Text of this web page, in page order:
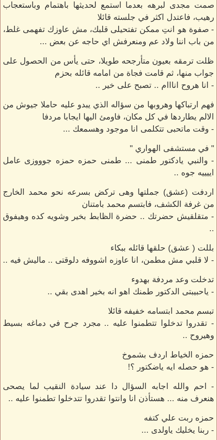
صمت مجدى لبرهه بعدما استمع لحديثها باهتمام وباستعجاب
رهيب، فاعتدل اكثر في جلسته قائلا
- صفوة هو انتِ ممكن تفتحيلى قلبك، مش عاوزك تفهمى غلط،
من باب اننا ولاد عم ومنعرفش اي حاجه عن بعض ...
ظلت ترمقه بعيون متأرجحه طويلا، حتى يأس من الحصول على
جواب منها، ثم قامت فجاة من امامه قائله بحزم
- انا هروح انااام .. تصبح على خير ..
فهم ارتباكها وهروبها من سؤاله الذي يبدو عليه حاملا جيوش من
الالم يطاردها في كل مكان، فاومئ اليها ايجابا مردفا
- وقت ماتحبى تتكلمى انا موجود وهسمعك ...
" في مستشفى الهواري "
- والنبي يادكتور طمنى ... طمنى حمزه حمزه جوووزى عامل
اييييه جوه ..
اردفت (عشق) جملتها وهى تركض بسرعه نحو محمد الخارج
من غرفة الكشف، فابتسم محمد بامتنان
- متقلقيش حضرتك .. حضرة الظابط بخير وشويه كده وهيفوق
..
بللت ( عشق) حلقها قائله ببكاء
- لا قلبي مش مطمن، انا عاوزه اشووفه دلوقتى .. ماليش فيه ..
تدخلت وعد مردفة بهدوء
- ياحبيبتى الدكتور طمنك اهو انه بخير اهدى بقي ..
تبسم محمد ابتسامه خفيفه قائلا
- تقدروا تدخلوا تتطمنوا عليه .. مجرد جرح في دماغه بسيط
وهيروح ..
حمزه الخياط اردف بشموخ
- هو حصله ايه ياضكتور ؟!
- احم والله اجابه السؤال دا عند سيادة النقيب لما يصحى
هنعرف منه ... هستأذن انا وانتوا تقدروا تتدخلوا تطمنوا عليه ..
حمزه ربت علي كتفه
- ربنا يخليك ياولدى ...